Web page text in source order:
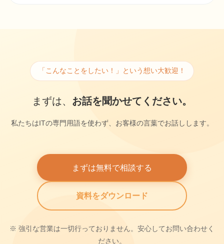
「こんなことをしたい！」という想い大歓迎！
まずは、 お話を聞かせてください。
私たちはITの専門用語を使わず、お客様の言葉でお話しします。
まずは無料で相談する
資料をダウンロード
※ 強引な営業は一切行っておりません。安心してお問い合わせく
ださい。